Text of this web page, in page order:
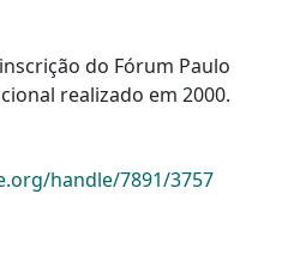
do Fórum Paulo
realizado em 2000.
handle/7891/3757